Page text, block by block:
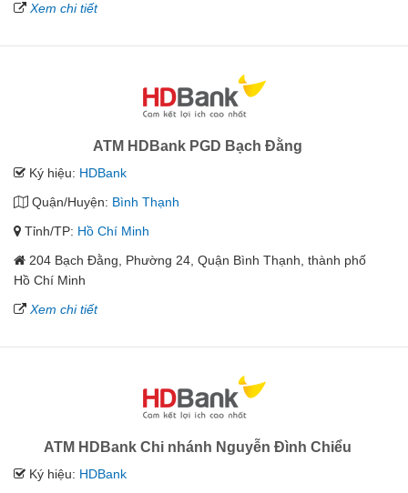
Xem chi tiết
ATM HDBank PGD Bạch Đằng
Ký hiệu: HDBank
Quận/Huyện: Bình Thạnh
Tỉnh/TP: Hồ Chí Minh
204 Bạch Đằng, Phường 24, Quận Bình Thạnh, thành phố
Hồ Chí Minh
Xem chi tiết
ATM HDBank Chi nhánh Nguyễn Đình Chiểu
Ký hiệu: HDBank